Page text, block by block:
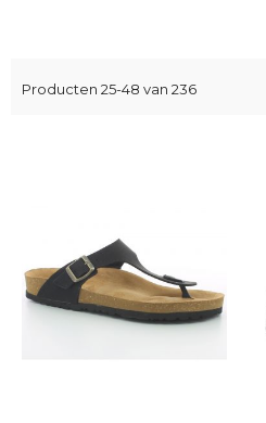
Producten 25-48 van 236